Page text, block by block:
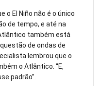
o El Niño não é o único
de tempo, e até na
também está
de ondas de
lembrou que o
o Atlântico. “E,
padrão”.